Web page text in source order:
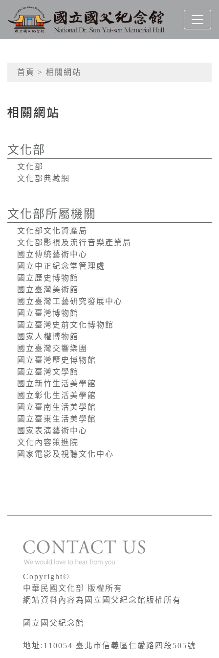
跳到主要內容
國立國父紀念館
網頁導覽
首頁 > 相關網站
文化部
文化部
文化部典藏網
文化部所屬機關
文化部文化資產局
文化部影視及流行音樂產業局
國立傳統藝術中心
國立中正紀念堂管理處
國立歷史博物館
國立臺灣美術館
國立臺灣工藝研究發展中心
國立臺灣博物館
國立臺灣史前文化博物館
國家人權博物館
國立臺灣交響樂團
國立臺灣歷史博物館
國立臺灣文學館
國立新竹生活美學館
國立彰化生活美學館
國立臺南生活美學館
國立臺東生活美學館
國家表演藝術中心
文化內容策進院
國家電影及視聽文化中心
Copyright©
中華民國文化部 版權所有
網站資料內容為國立國父紀念館版權所有
國立國父紀念館
地址:110054 臺北市信義區仁愛路四段505號